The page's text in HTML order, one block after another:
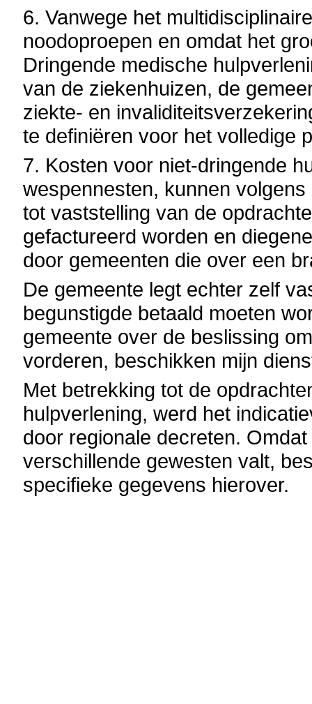
6. Vanwege het
noodoproepen en omdat het
Dringende medische
van de ziekenhuizen, de
ziekte- en
te definiëren voor het volledige
7. Kosten voor niet-dringende
wespennesten, kunnen
tot vaststelling van de
gefactureerd worden en
door gemeenten die over een
De gemeente legt echter zelf
begunstigde betaald moeten
gemeente over de beslissing
vorderen, beschikken mijn
Met betrekking tot de
hulpverlening, werd het
door regionale decreten.
verschillende gewesten valt,
specifieke gegevens hierover.